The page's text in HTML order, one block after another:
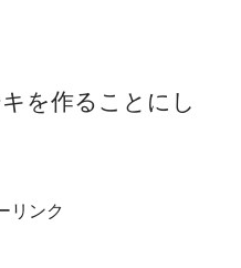
を作ることにし
リンク